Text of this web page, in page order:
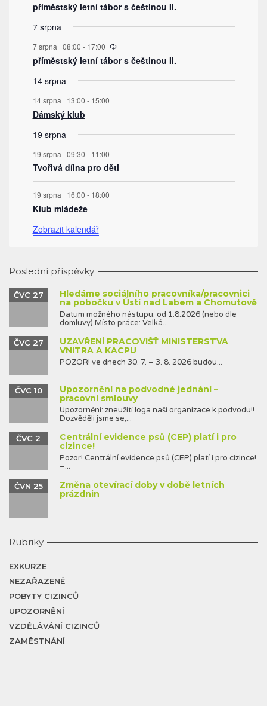
příměstský letní tábor s češtinou II.
7 srpna
7 srpna | 08:00 - 17:00
příměstský letní tábor s češtinou II.
14 srpna
14 srpna | 13:00 - 15:00
Dámský klub
19 srpna
19 srpna | 09:30 - 11:00
Tvořivá dílna pro děti
19 srpna | 16:00 - 18:00
Klub mládeže
Zobrazit kalendář
Poslední příspěvky
Hledáme sociálního pracovníka/pracovnici
na pobočku v Ústí nad Labem a Chomutově
ČVC 27
Datum možného nástupu: od 1.8.2026 (nebo dle
domluvy) Místo práce: Velká...
UZAVŘENÍ PRACOVIŠŤ MINISTERSTVA
VNITRA A KACPU
ČVC 27
POZOR! ve dnech 30. 7. – 3. 8. 2026 budou...
Upozornění na podvodné jednání –
pracovní smlouvy
ČVC 10
Upozornění: zneužití loga naší organizace k podvodu!!
Dozvěděli jsme se,...
Centrální evidence psů (CEP) platí i pro
cizince!
ČVC 2
Pozor! Centrální evidence psů (CEP) platí i pro cizince!
–...
Změna otevírací doby v době letních
prázdnin
ČVN 25
Rubriky
EXKURZE
NEZAŘAZENÉ
POBYTY CIZINCŮ
UPOZORNĚNÍ
VZDĚLÁVÁNÍ CIZINCŮ
ZAMĚSTNÁNÍ